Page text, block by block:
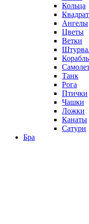
Кольца
Ангелы
Цветы
Ветки
Корабль
Танк
Рога
Птички
Чашки
Ложки
Канаты
Сатурн
Бра